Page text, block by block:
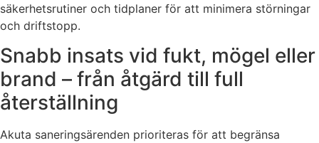
säkerhetsrutiner och tidplaner för att minimera störningar
och driftstopp.
Snabb insats vid fukt, mögel eller
brand – från åtgärd till full
återställning
Akuta saneringsärenden prioriteras för att begränsa